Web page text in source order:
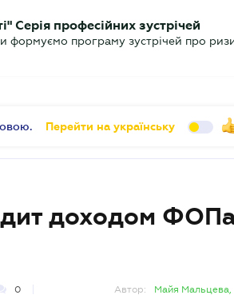
Серія професійних зустрічей
Перейти на українську
доходом
0 Автор:
Майя Мальцева,